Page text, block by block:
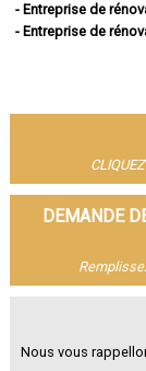
- Entreprise de
- Entreprise de
- Entreprise de
- Entreprise de
- Entreprise de
- Entreprise de
- Entreprise de
- Entreprise de
- Entreprise de
- Entreprise de
- Entreprise de
- Entreprise de
DEMANDE
Nous vous